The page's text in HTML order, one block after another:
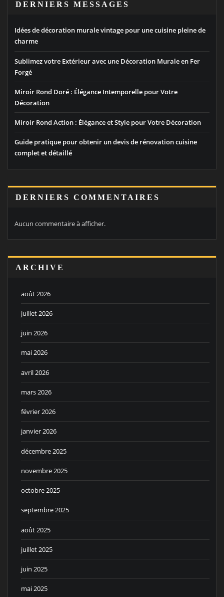
DERNIERS MESSAGES
Idées de décoration murale vintage pour une cuisine pleine de
charme
Sublimez votre Extérieur avec une Décoration Murale en Fer
Forgé
Miroir Rond Doré : Élégance Intemporelle pour Votre
Décoration
Miroir Rond Action : Élégance et Style pour Votre Décoration
Guide pratique pour obtenir un devis de rénovation cuisine
complet et détaillé
DERNIERS COMMENTAIRES
Aucun commentaire à afficher.
ARCHIVE
août 2026
juillet 2026
juin 2026
mai 2026
avril 2026
mars 2026
février 2026
janvier 2026
décembre 2025
novembre 2025
octobre 2025
septembre 2025
août 2025
juillet 2025
juin 2025
mai 2025